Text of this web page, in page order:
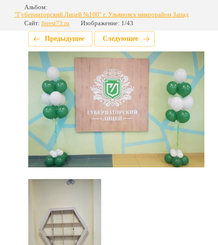
Альбом:
"Губернаторский Лицей №100" г. Ульяновск микрорайон Запад
Сайт: forest73.ru Изображение: 1/43
Предыдущее Следующее